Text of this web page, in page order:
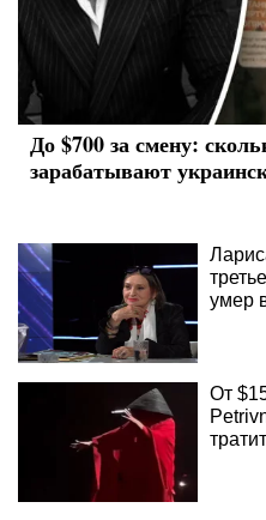
До $700 за смену:
зарабатывают
умер
От